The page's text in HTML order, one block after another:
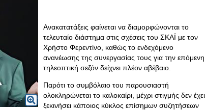
Ανακατατάξεις φαίνεται να διαμορφώνονται το
τελευταίο διάστημα στις σχέσεις του ΣΚΑΪ με τον
Χρήστο Φερεντίνο, καθώς το ενδεχόμενο
ανανέωσης της συνεργασίας τους για την επόμενη
τηλεοπτική σεζόν δείχνει πλέον αβέβαιο.
Παρότι το συμβόλαιο του παρουσιαστή
ολοκληρώνεται το καλοκαίρι, μέχρι στιγμής δεν έχει
ξεκινήσει κάποιος κύκλος επίσημων συζητήσεων